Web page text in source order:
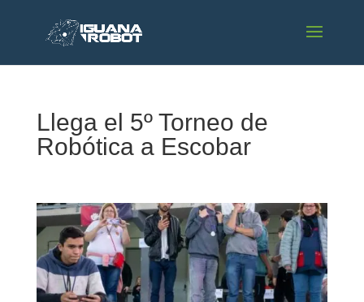
Llega el 5º Torneo de
Robótica a Escobar